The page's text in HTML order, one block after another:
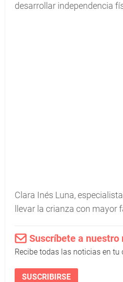
desarrollar independencia
Clara Inés Luna,
llevar la crianza con mayor
Suscríbete a
Recibe todas las noticias en tu
SUSCRIBIRSE